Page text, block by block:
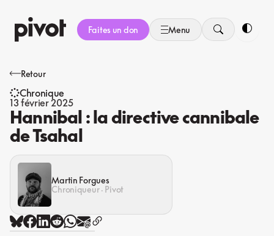
au
contenu
Faites un don Menu
Retour
Chronique
13 février 2025
Hannibal : la directive cannibale
de Tsahal
Martin Forgues
Chroniqueur · Pivot